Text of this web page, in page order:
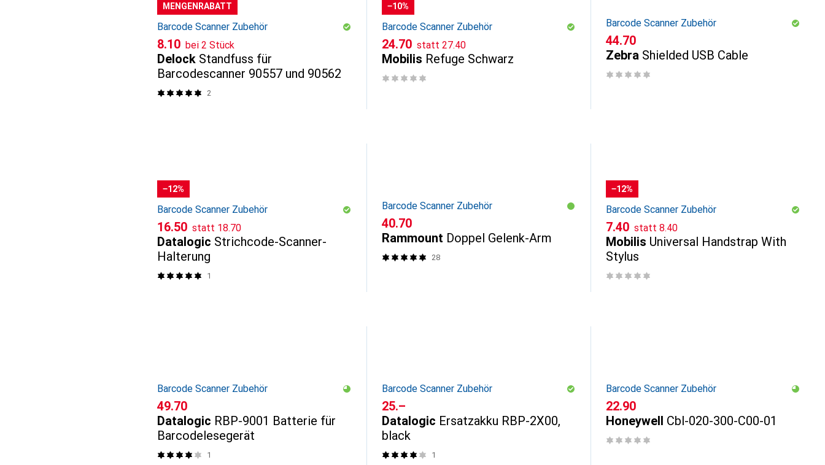
MENGENRABATT
Barcode Scanner Zubehör
CHF
8.10 bei 2 Stück
Delock Standfuss für
Barcodescanner 90557 und 90562
2
−10%
Barcode Scanner Zubehör
CHF
24.70 statt CHF
27.40
Mobilis Refuge Schwarz
Barcode Scanner Zubehör
CHF
44.70
Zebra Shielded USB Cable
−12%
Barcode Scanner Zubehör
CHF
16.50 statt CHF
18.70
Datalogic Strichcode-Scanner-
Halterung
1
Barcode Scanner Zubehör
CHF
40.70
Rammount Doppel Gelenk-Arm
28
−12%
Barcode Scanner Zubehör
CHF
7.40 stattCHF
8.40
Mobilis Universal Handstrap With
Stylus
Barcode Scanner Zubehör
CHF
49.70
Datalogic RBP-9001 Batterie für
Barcodelesegerät
1
Barcode Scanner Zubehör
CHF
25.–
Datalogic Ersatzakku RBP-2X00,
black
1
Barcode Scanner Zubehör
CHF
22.90
Honeywell Cbl-020-300-C00-01